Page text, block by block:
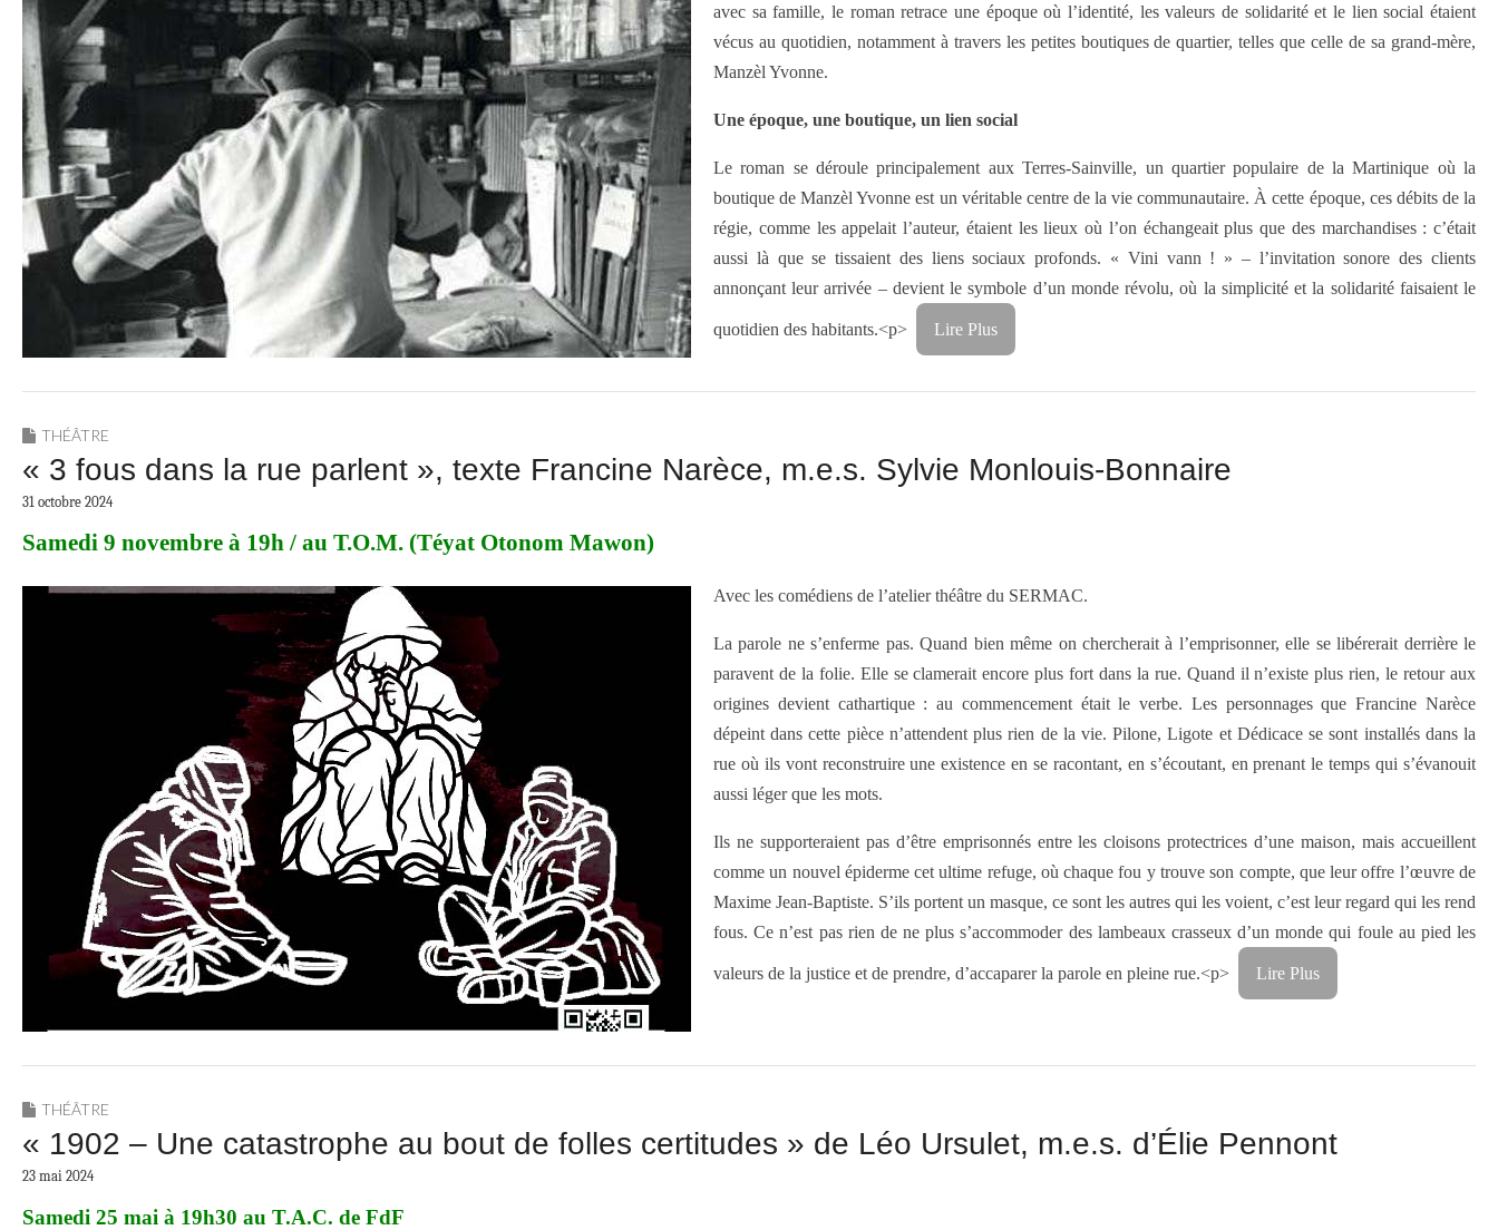
avec sa famille, le roman retrace une époque où l’identité, les valeurs de solidarité et le lien social étaient
vécus au quotidien, notamment à travers les petites boutiques de quartier, telles que celle de sa grand-mère,
Manzèl Yvonne.
Une époque, une boutique, un lien social
Le roman se déroule principalement aux Terres-Sainville, un quartier populaire de la Martinique où la
boutique de Manzèl Yvonne est un véritable centre de la vie communautaire. À cette époque, ces débits de la
régie, comme les appelait l’auteur, étaient les lieux où l’on échangeait plus que des marchandises : c’était
aussi là que se tissaient des liens sociaux profonds. « Vini vann ! » – l’invitation sonore des clients
annonçant leur arrivée – devient le symbole d’un monde révolu, où la simplicité et la solidarité faisaient le
quotidien des habitants.<p> Lire Plus
THÉÂTRE
« 3 fous dans la rue parlent », texte Francine Narèce, m.e.s. Sylvie Monlouis-Bonnaire
31 octobre 2024
Samedi 9 novembre à 19h / au T.O.M. (Téyat Otonom Mawon)
Avec les comédiens de l’atelier théâtre du SERMAC.
La parole ne s’enferme pas. Quand bien même on chercherait à l’emprisonner, elle se libérerait derrière le
paravent de la folie. Elle se clamerait encore plus fort dans la rue. Quand il n’existe plus rien, le retour aux
origines devient cathartique : au commencement était le verbe. Les personnages que Francine Narèce
dépeint dans cette pièce n’attendent plus rien de la vie. Pilone, Ligote et Dédicace se sont installés dans la
rue où ils vont reconstruire une existence en se racontant, en s’écoutant, en prenant le temps qui s’évanouit
aussi léger que les mots.
Ils ne supporteraient pas d’être emprisonnés entre les cloisons protectrices d’une maison, mais accueillent
comme un nouvel épiderme cet ultime refuge, où chaque fou y trouve son compte, que leur offre l’œuvre de
Maxime Jean-Baptiste. S’ils portent un masque, ce sont les autres qui les voient, c’est leur regard qui les rend
fous. Ce n’est pas rien de ne plus s’accommoder des lambeaux crasseux d’un monde qui foule au pied les
valeurs de la justice et de prendre, d’accaparer la parole en pleine rue.<p> Lire Plus
THÉÂTRE
« 1902 – Une catastrophe au bout de folles certitudes » de Léo Ursulet, m.e.s. d’Élie Pennont
23 mai 2024
Samedi 25 mai à 19h30 au T.A.C. de FdF